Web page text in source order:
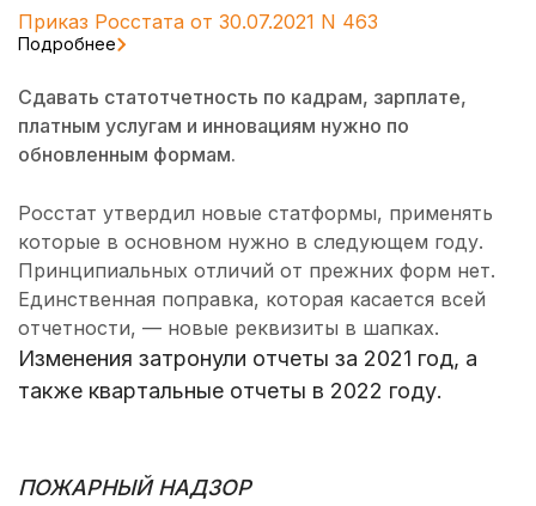
Приказ Росстата от 30.07.2021 N 463
Подробнее
Сдавать статотчетность по кадрам, зарплате,
платным услугам и инновациям нужно по
обновленным формам.
Росстат утвердил новые статформы, применять
которые в основном нужно в следующем году.
Принципиальных отличий от прежних форм нет.
Единственная поправка, которая касается всей
отчетности, — новые реквизиты в шапках.
Изменения затронули отчеты за 2021 год, а
также квартальные отчеты в 2022 году.
ПОЖАРНЫЙ НАДЗОР